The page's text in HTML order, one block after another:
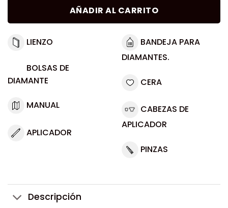
AÑADIR AL CARRITO
LIENZO
BOLSAS DE
DIAMANTE
MANUAL
APLICADOR
BANDEJA PARA
DIAMANTES.
CERA
CABEZAS DE
APLICADOR
PINZAS
Descripción